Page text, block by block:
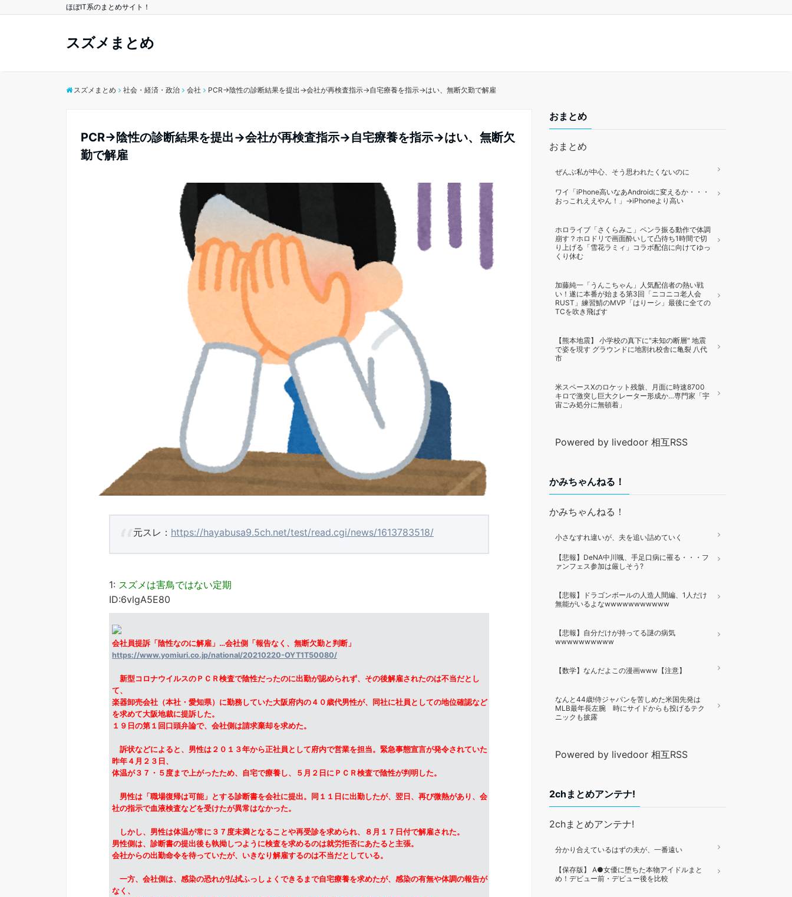
ほぼIT系のまとめサイト！
スズメまとめ
スズメまとめ 社会・経済・政治 会社 PCR→陰性の診断結果を提出→会社が再検査指示→自宅療養を指示→はい、無断欠勤で解雇
PCR→陰性の診断結果を提出→会社が再検査指示→自宅療養を指示→はい、無断欠
勤で解雇
元スレ： https://hayabusa9.5ch.net/test/read.cgi/news/1613783518/
1: スズメは害鳥ではない定期
ID:6vlgA5E80
会社員提訴「陰性なのに解雇」…会社側「報告なく、無断欠勤と判断」
https://www.yomiuri.co.jp/national/20210220-OYT1T50080/
新型コロナウイルスのＰＣＲ検査で陰性だったのに出勤が認められず、その後解雇されたのは不当だとし
て、
楽器卸売会社（本社・愛知県）に勤務していた大阪府内の４０歳代男性が、同社に社員としての地位確認など
を求めて大阪地裁に提訴した。
１９日の第１回口頭弁論で、会社側は請求棄却を求めた。
訴状などによると、男性は２０１３年から正社員として府内で営業を担当。緊急事態宣言が発令されていた
昨年４月２３日、
体温が３７・５度まで上がったため、自宅で療養し、５月２日にＰＣＲ検査で陰性が判明した。
男性は「職場復帰は可能」とする診断書を会社に提出。同１１日に出勤したが、翌日、再び微熱があり、会
社の指示で血液検査などを受けたが異常はなかった。
しかし、男性は体温が常に３７度未満となることや再受診を求められ、８月１７日付で解雇された。
男性側は、診断書の提出後も執拗しつように検査を求めるのは就労拒否にあたると主張。
会社からの出勤命令を待っていたが、いきなり解雇するのは不当だとしている。
一方、会社側は、感染の恐れが払拭ふっしょくできるまで自宅療養を求めたが、感染の有無や体調の報告が
なく、
おまとめ
おまとめ
ぜんぶ私が中心、そう思われたくないのに
ワイ「iPhone高いなあAndroidに変えるか・・・
おっこれええやん！」→iPhoneより高い
ホロライブ「さくらみこ」ペンラ振る動作で体調
崩す？ホロドリで画面酔いして凸待ち1時間で切
り上げる「雪花ラミィ」コラボ配信に向けてゆっ
くり休む
加藤純一「うんこちゃん」人気配信者の熱い戦
い！遂に本番が始まる第3回「ニコニコ老人会
RUST」練習鯖のMVP「はりーシ」最後に全ての
TCを吹き飛ばす
【熊本地震】 小学校の真下に"未知の断層" 地震
で姿を現す グラウンドに地割れ校舎に亀裂 八代
市
米スペースXのロケット残骸、月面に時速8700
キロで激突し巨大クレーター形成か…専門家「宇
宙ごみ処分に無頓着」
Powered by livedoor 相互RSS
かみちゃんねる！
かみちゃんねる！
小さなすれ違いが、夫を追い詰めていく
【悲報】DeNA中川颯、手足口病に罹る・・・フ
ァンフェス参加は厳しそう?
【悲報】ドラゴンボールの人造人間編、1人だけ
無能がいるよなwwwwwwwwwww
【悲報】自分だけが持ってる謎の病気
wwwwwwwwww
【数学】なんだよこの漫画www【注意】
なんと44歳!侍ジャパンを苦しめた米国先発は
MLB最年長左腕 時にサイドからも投げるテク
ニックも披露
Powered by livedoor 相互RSS
2chまとめアンテナ!
2chまとめアンテナ!
分かり合えているはずの夫が、一番遠い
【保存版】 A●女優に堕ちた本物アイドルまと
め！デビュー前・デビュー後を比較